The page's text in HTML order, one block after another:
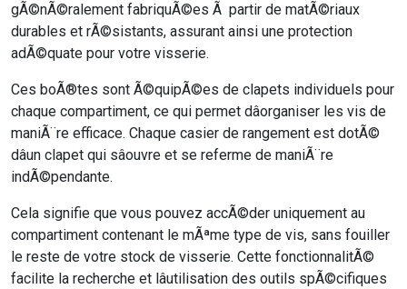
gÃ©nÃ©ralement fabriquÃ©es Ã partir de matÃ©riaux
durables et rÃ©sistants, assurant ainsi une protection
adÃ©quate pour votre visserie.
Ces boÃ®tes sont Ã©quipÃ©es de clapets individuels pour
chaque compartiment, ce qui permet dâorganiser les vis de
maniÃ¨re efficace. Chaque casier de rangement est dotÃ©
dâun clapet qui sâouvre et se referme de maniÃ¨re
indÃ©pendante.
Cela signifie que vous pouvez accÃ©der uniquement au
compartiment contenant le mÃªme type de vis, sans fouiller
le reste de votre stock de visserie. Cette fonctionnalitÃ©
facilite la recherche et lâutilisation des outils spÃ©cifiques